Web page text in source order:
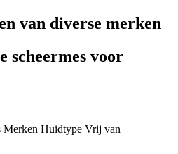
van diverse merken
scheermes voor
Merken Huidtype Vrij van